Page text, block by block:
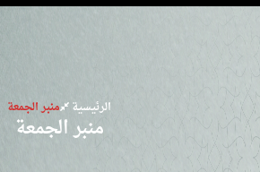
navigation
الرئيسية منبر الجمعة
منبر الجمعة